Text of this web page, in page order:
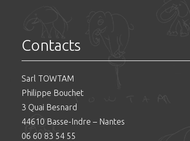
Contacts
Sarl TOWTAM
Philippe Bouchet
3 Quai Besnard
44610 Basse-Indre – Nantes
06 60 83 54 55